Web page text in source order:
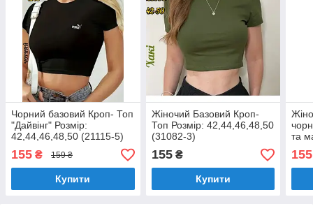
Чорний базовий Кроп- Топ
"Дайвінг" Розмір:
42,44,46,48,50 (21115-5)
155 ₴ 159 ₴
Купити
Жіночий Базовий Кроп-
Топ Розмір: 42,44,46,48,50
(31082-3)
155₴
Купити
та
155